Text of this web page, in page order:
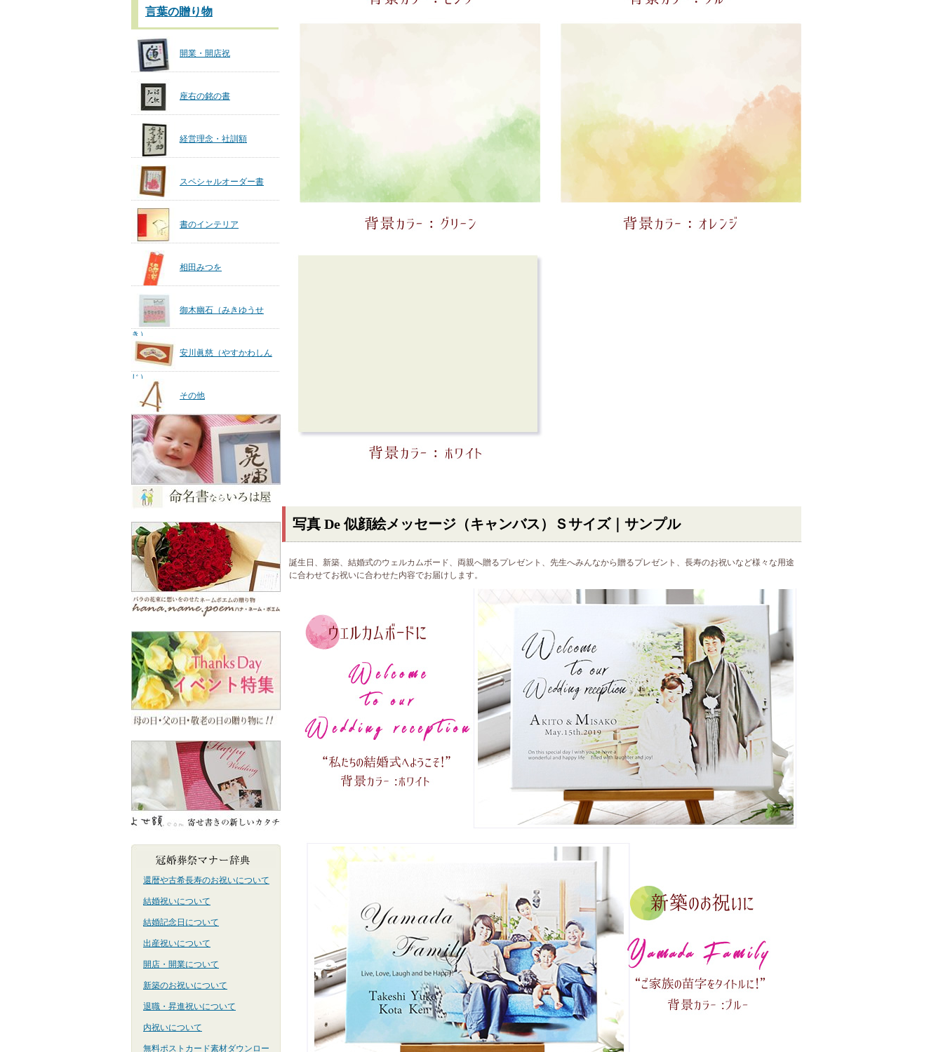
言葉の贈り物
開業・開店祝
座右の銘の書
経営理念・社訓額
スペシャルオーダー書
書のインテリア
相田みつを
御木幽石（みきゆうせ
き）
安川眞慈（やすかわしん
じ）
その他
還暦や古希長寿のお祝いについて
結婚祝いについて
結婚記念日について
出産祝いについて
開店・開業について
新築のお祝いについて
退職・昇進祝いについて
内祝いについて
無料ポストカード素材ダウンロー
写真 De 似顔絵メッセージ（キャンバス）Ｓサイズ｜サンプル
誕生日、新築、結婚式のウェルカムボード、両親へ贈るプレゼント、先生へみんなから贈るプレゼント、長寿のお祝いなど様々な用途
に合わせてお祝いに合わせた内容でお届けします。